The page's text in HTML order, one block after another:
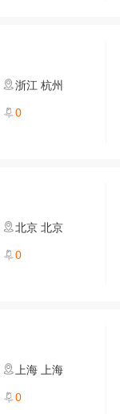
浙江 杭州
0
北京 北京
0
上海 上海
0